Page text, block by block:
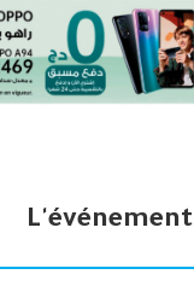
L'événement